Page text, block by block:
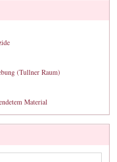
(Tullner Raum)
Material